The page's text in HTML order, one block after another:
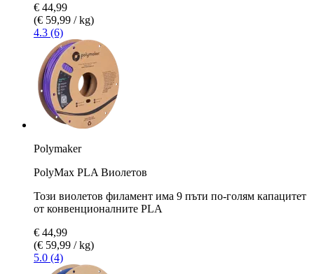
€ 44,99
(€ 59,99 / kg)
4.3 (6)
Polymaker
PolyMax PLA Виолетов
Този виолетов филамент има 9 пъти по-голям капацитет
от конвенционалните PLA
€ 44,99
(€ 59,99 / kg)
5.0 (4)